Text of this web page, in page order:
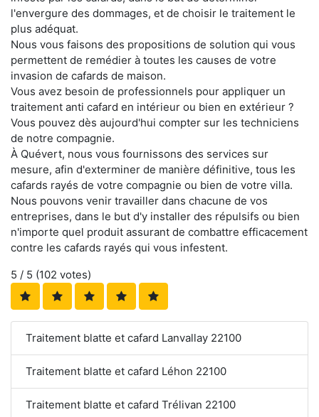
l'envergure des dommages, et de choisir le traitement le
plus adéquat.
Nous vous faisons des propositions de solution qui vous
permettent de remédier à toutes les causes de votre
invasion de cafards de maison.
Vous avez besoin de professionnels pour appliquer un
traitement anti cafard en intérieur ou bien en extérieur ?
Vous pouvez dès aujourd'hui compter sur les techniciens
de notre compagnie.
À Quévert, nous vous fournissons des services sur
mesure, afin d'exterminer de manière définitive, tous les
cafards rayés de votre compagnie ou bien de votre villa.
Nous pouvons venir travailler dans chacune de vos
entreprises, dans le but d'y installer des répulsifs ou bien
n'importe quel produit assurant de combattre efficacement
contre les cafards rayés qui vous infestent.
5 / 5 (102 votes)
Traitement blatte et cafard Lanvallay 22100
Traitement blatte et cafard Léhon 22100
Traitement blatte et cafard Trélivan 22100